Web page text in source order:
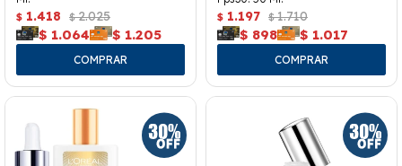
$ 1.418 $ 2.025
$ 1.064 $ 1.205
$ 1.197 $ 1.710
$ 898 $ 1.017